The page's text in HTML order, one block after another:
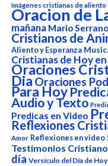
Imágenes cristianas de aliento
Oracion de
mañana Mario Serrano
Cristianos de
Aliento y Esperanza
Cristianas de Hoy
Oraciones
DiaOraciones
Para Hoy
Audio y Texto
Predicas en Video
Reflexiones
Amor Reflexiones en video
Testimonios
día Versículo del Día de Hoy